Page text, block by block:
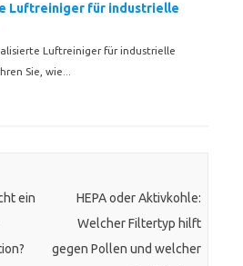
Luftreiniger für industrielle
Luftreiniger für industrielle
Sie, wie...
ein
HEPA oder Aktivkohle:
Welcher Filtertyp hilft
gegen Pollen und welcher